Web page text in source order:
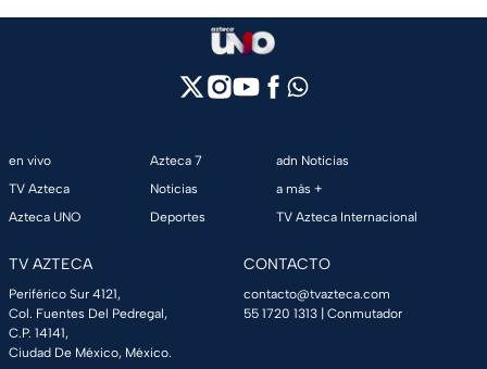
en vivo
TV Azteca
Azteca UNO
Azteca 7
Noticias
Deportes
adn Noticias
a más +
TV Azteca Internacional
TV AZTECA
Periférico Sur 4121,
Col. Fuentes Del Pedregal,
C.P. 14141,
Ciudad De México, México.
CONTACTO
contacto@tvazteca.com
55 1720 1313 | Conmutador